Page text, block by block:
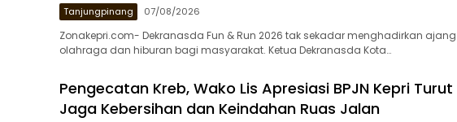
Tanjungpinang 07/08/2026
Zonakepri.com- Dekranasda Fun & Run 2026 tak sekadar menghadirkan ajang
olahraga dan hiburan bagi masyarakat. Ketua Dekranasda Kota…
Pengecatan Kreb, Wako Lis Apresiasi BPJN Kepri Turut
Jaga Kebersihan dan Keindahan Ruas Jalan